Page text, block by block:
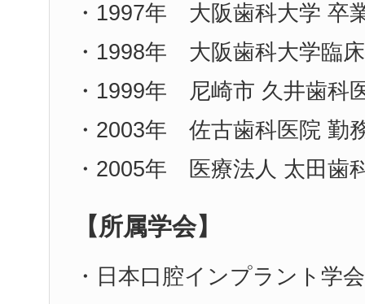
・1997年 大阪歯科大学 卒
・1998年 大阪歯科大学臨
・1999年 尼崎市 久井歯科
・2003年 佐古歯科医院 勤
・2005年 医療法人 太田歯
【所属学会】
・日本口腔インプラント学